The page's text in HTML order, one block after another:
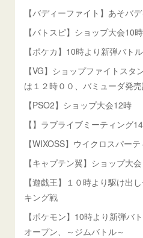
【バディーファイト】あそバ
【バトスピ】ショップ大会10
【ポケカ】10時より新弾バト
【VG】ショップファイトス
は１２時００、バミューダ発
【PSO2】ショップ大会12時
【】ラブライブミーティング
【WIXOSS】ウイクロスパー
【キャプテン翼】ショップ大
【遊戯王】１０時より駆け出
キング戦
【ポケモン】10時より新弾バ
オープン、～ジムバトル～